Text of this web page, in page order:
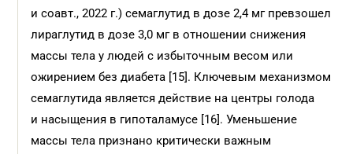
и соавт., 2022 г.) семаглутид в дозе 2,4 мг превзошел
лираглутид в дозе 3,0 мг в отношении снижения
массы тела у людей с избыточным весом или
ожирением без диабета [15]. Ключевым механизмом
семаглутида является действие на центры голода
и насыщения в гипоталамусе [16]. Уменьшение
массы тела признано критически важным